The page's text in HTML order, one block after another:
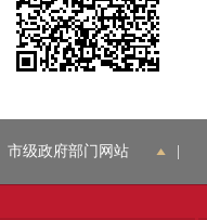
市级政府部门网站